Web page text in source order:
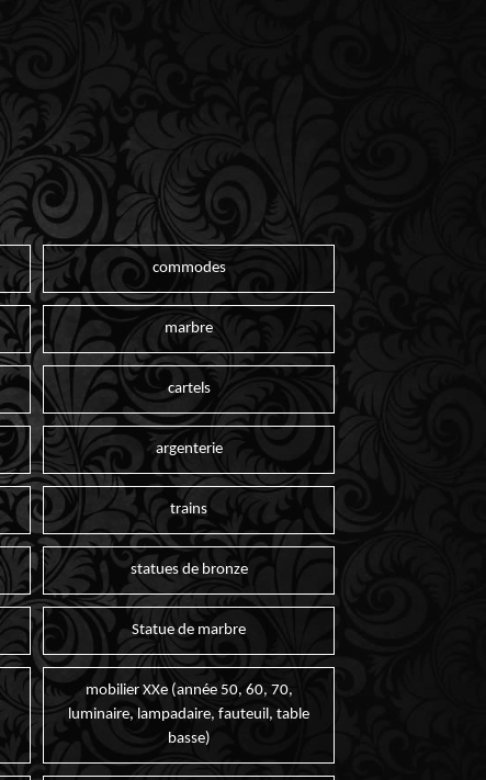
commodes
marbre
cartels
argenterie
trains
statues de bronze
Statue de marbre
mobilier XXe (année 50, 60, 70,
luminaire, lampadaire, fauteuil, table
basse)